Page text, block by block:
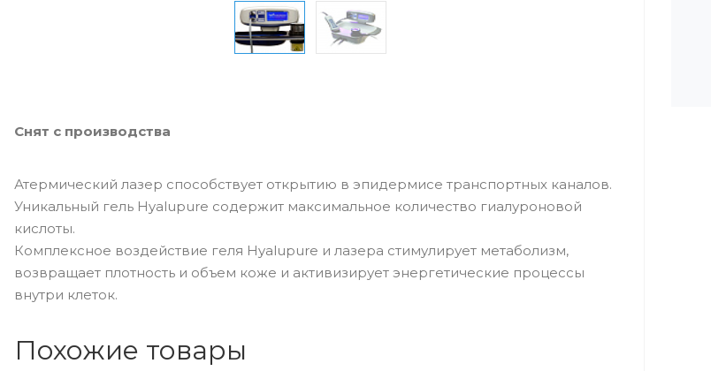
Снят с производства
Атермический лазер способствует открытию в эпидермисе транспортных каналов.
Уникальный гель Hyalupure содержит максимальное количество гиалуроновой
кислоты.
Комплексное воздействие геля Hyalupure и лазера стимулирует метаболизм,
возвращает плотность и объем коже и активизирует энергетические процессы
внутри клеток.
Похожие товары